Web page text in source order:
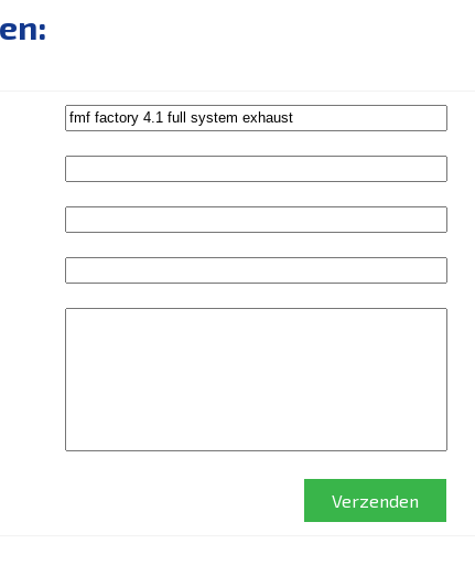
Verzenden